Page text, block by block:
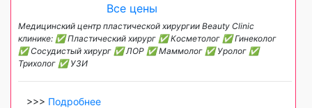
Все цены
Медицинский центр пластической хирургии Beauty Clinic
клинике: ✅ Пластический хирург ✅ Косметолог ✅ Гинеколог
✅ Сосудистый хирург ✅ ЛОР ✅ Маммолог ✅ Уролог ✅
Трихолог ✅ УЗИ
>>> Подробнее